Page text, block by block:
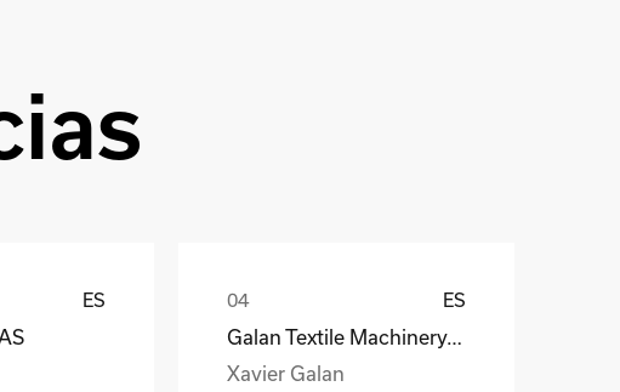
ES ES
Galan Textile Machinery, S.L.
Xavier Galan